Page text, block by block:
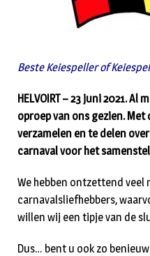
Beste Keiespeller of
HELVOIRT – 23 juni 2021.
oproep van ons gezien.
verzamelen en te delen
carnaval voor het
We hebben ontzettend
carnavalsliefhebbers,
willen wij een tipje van de
Dus… bent u ook zo